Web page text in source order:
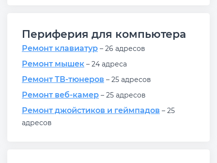
Периферия для компьютера
Ремонт клавиатур – 26 адресов
Ремонт мышек – 24 адреса
Ремонт ТВ-тюнеров – 25 адресов
Ремонт веб-камер – 25 адресов
Ремонт джойстиков и геймпадов – 25
адресов